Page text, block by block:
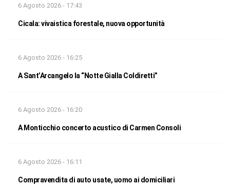
6 Agosto 2026 - 17:43
Cicala: vivaistica forestale, nuova opportunità
6 Agosto 2026 - 16:25
A Sant’Arcangelo la “Notte Gialla Coldiretti”
6 Agosto 2026 - 16:20
A Monticchio concerto acustico di Carmen Consoli
6 Agosto 2026 - 16:11
Compravendita di auto usate, uomo ai domiciliari